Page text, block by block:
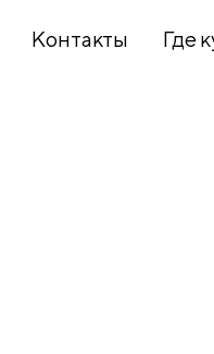
Контакты Где